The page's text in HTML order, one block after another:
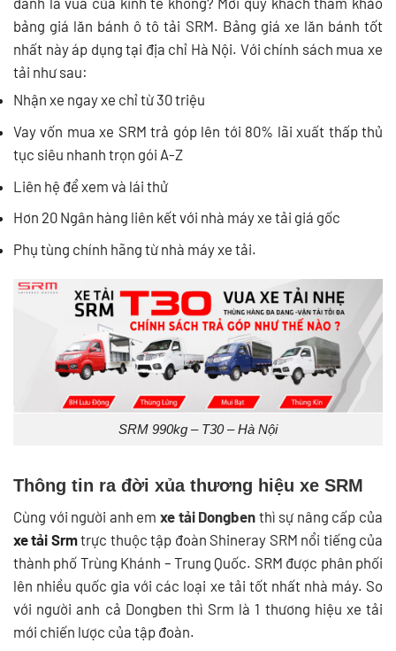
bảng giá lăn bánh ô tô tải SRM. Bảng giá xe lăn bánh tốt
nhất này áp dụng tại địa chỉ Hà Nội. Với chính sách mua xe
tải như sau:
Nhận xe ngay xe chỉ từ 30 triệu
Vay vốn mua xe SRM trả góp lên tới 80% lãi xuất thấp thủ
tục siêu nhanh trọn gói A-Z
Liên hệ để xem và lái thử
Hơn 20 Ngân hàng liên kết với nhà máy xe tải giá gốc
Phụ tùng chính hãng từ nhà máy xe tải.
SRM 990kg – T30 – Hà Nội
Thông tin ra đời xủa thương hiệu xe SRM
Cùng với người anh em xe tải Dongben thì sự nâng cấp của
xe tải Srmtrực thuộc tập đoàn Shineray SRM nổi tiếng của
thành phố Trùng Khánh – Trung Quốc. SRM được phân phối
lên nhiều quốc gia với các loại xe tải tốt nhất nhà máy. So
với người anh cả Dongben thì Srm là 1 thương hiệu xe tải
mới chiến lược của tập đoàn.